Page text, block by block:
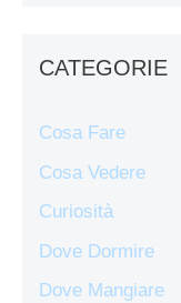
CATEGORIE
Cosa Fare
Cosa Vedere
Curiosità
Dove Dormire
Dove Mangiare